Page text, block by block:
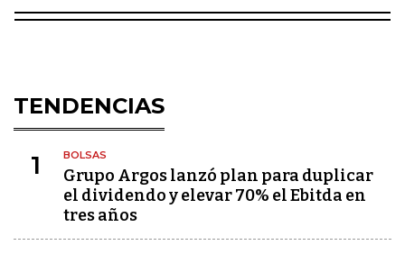
TENDENCIAS
1 BOLSAS
Grupo Argos lanzó plan para duplicar
el dividendo y elevar 70% el Ebitda en
tres años